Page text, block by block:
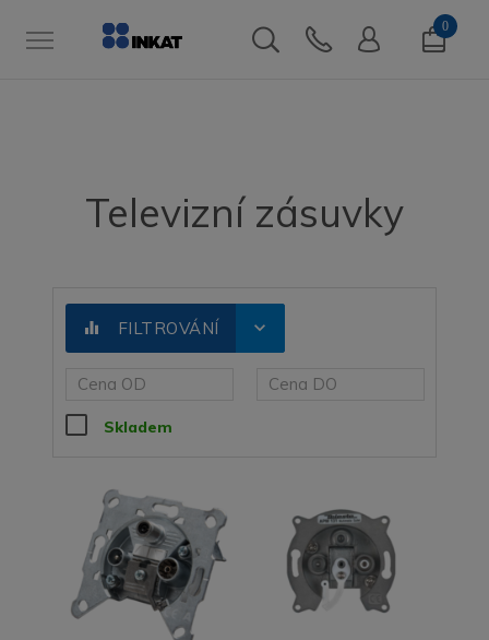
0
Televizní zásuvky
equalizer FILTROVÁNÍ expand_more
Skladem